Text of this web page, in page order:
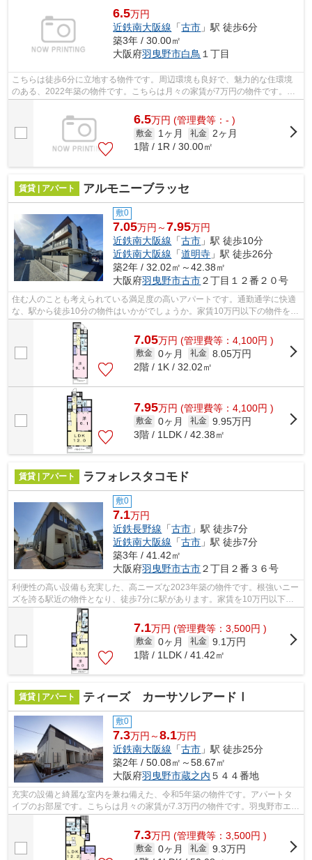
6.5万円
近鉄南大阪線 「古市 」駅 徒歩6分
築3年 / 30.00㎡
大阪府羽曳野市白鳥 １丁目
こちらは徒歩6分に立地する物件です。周辺環境も良好で、魅力的な住環境
のある、2022年築の物件です。こちらは月々の家賃が7万円の物件です。
「白鳥1丁目戸建」：羽曳野市エリアの新居...
6.5万円 (管理費等：- )
敷金 1ヶ月 礼金
2ヶ月
1階 / 1R / 30.00㎡
賃貸 | アパート アルモニーブラッセ
敷0
7.05万円～7.95万円
近鉄南大阪線 「古市 」駅 徒歩10分
近鉄南大阪線 「道明寺 」駅 徒歩26分
築2年 / 32.02㎡～42.38㎡
大阪府羽曳野市古市２丁目１２番２０号
住む人のことも考えられている満足度の高いアパートです。通勤通学に快適
な、駅から徒歩10分の物件はいかがでしょうか。家賃10万円以下の物件をお
探しのお客様におすすめです。羽曳野...
7.05万円 (管理費等：4,100円 )
敷金 0ヶ月 礼金 8.05万円
2階 / 1K / 32.02㎡
7.95万円 (管理費等：4,100円 )
敷金 0ヶ月 礼金 9.95万円
3階 / 1LDK / 42.38㎡
賃貸 | アパート ラフォレスタコモド
敷0
7.1万円
近鉄長野線 「古市 」駅 徒歩7分
近鉄南大阪線 「古市 」駅 徒歩7分
築3年 / 41.42㎡
大阪府羽曳野市古市２丁目２番３６号
利便性の高い設備も充実した、高ニーズな2023年築の物件です。根強いニー
ズを誇る駅近の物件となり、徒歩7分に駅があります。家賃を10万円以下に
抑えることができます。当社イチオシの...
7.1万円 (管理費等：3,500円 )
敷金 0ヶ月 礼金 9.1万円
1階 / 1LDK / 41.42㎡
賃貸 | アパート ティーズ カーサソレアードⅠ
敷0
7.3万円～8.1万円
近鉄南大阪線 「古市 」駅 徒歩25分
築2年 / 50.08㎡～58.67㎡
大阪府羽曳野市蔵之内 ５４４番地
充実の設備と綺麗な室内を兼ね備えた、令和5年築の物件です。アパートタ
イプのお部屋です。こちらは月々の家賃が7.3万円の物件です。羽曳野市エリ
アでの住まいなら、住み心地も快適な...
7.3万円 (管理費等：3,500円 )
敷金 0ヶ月 礼金 9.3万円